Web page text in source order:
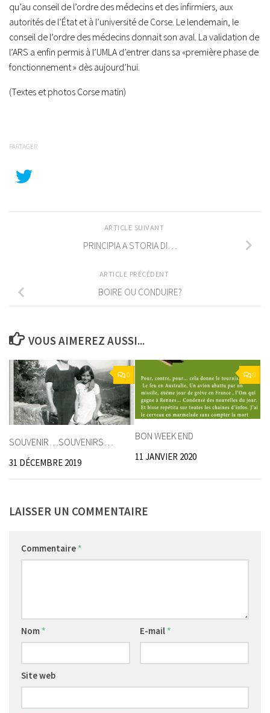
qu’au conseil de l’ordre des médecins et des infirmiers, aux
autorités de l’État et à l’université de Corse. Le lendemain, le
conseil de l’ordre des médecins donnait son aval. La validation de
l’ARS a enfin permis à l’UMLA d’entrer dans sa «première phase de
fonctionnement » dès aujourd’hui.
(Textes et photos Corse matin)
PARTAGER
ARTICLE SUIVANT
PRINCIPIA A STORIA DI…
ARTICLE PRÉCÉDENT
BOIRE OU CONDUIRE?
VOUS AIMEREZ AUSSI...
0
SOUVENIR…SOUVENIRS…
31 DÉCEMBRE 2019
0
BON WEEK END
11 JANVIER 2020
LAISSER UN COMMENTAIRE
Commentaire *
Nom * E-mail *
Site web